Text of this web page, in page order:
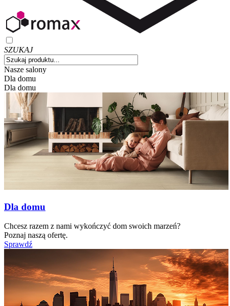
SZUKAJ
Nasze salony
Dla domu
Dla domu
Dla domu
Chcesz razem z nami wykończyć dom swoich marzeń?
Poznaj naszą ofertę.
Sprawdź